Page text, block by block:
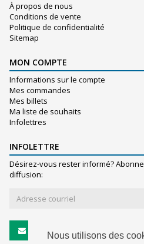
Nous utilisons des
À propos de nous
Conditions de vente
Politique de confidentialité
Sitemap
MON COMPTE
Informations sur le compte
Mes commandes
Mes billets
Ma liste de souhaits
Infolettres
INFOLETTRE
Désirez-vous rester informé?
diffusion:
S'abonner